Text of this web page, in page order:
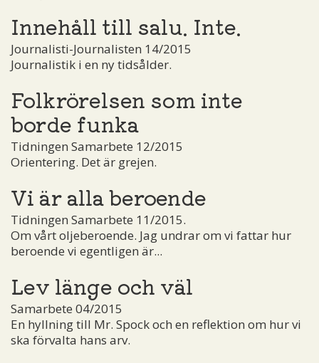
Innehåll till salu. Inte.
Journalisti-Journalisten 14/2015
Journalistik i en ny tidsålder.
Folkrörelsen som inte
borde funka
Tidningen Samarbete 12/2015
Orientering. Det är grejen.
Vi är alla beroende
Tidningen Samarbete 11/2015.
Om vårt oljeberoende. Jag undrar om vi fattar hur
beroende vi egentligen är...
Lev länge och väl
Samarbete 04/2015
En hyllning till Mr. Spock och en reflektion om hur vi
ska förvalta hans arv.